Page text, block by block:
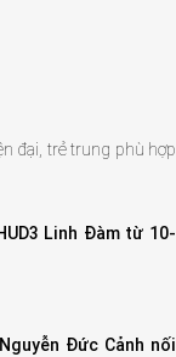
đại, trẻ trung phù hợp
Linh Đàm từ 10-
Đức Cảnh nối